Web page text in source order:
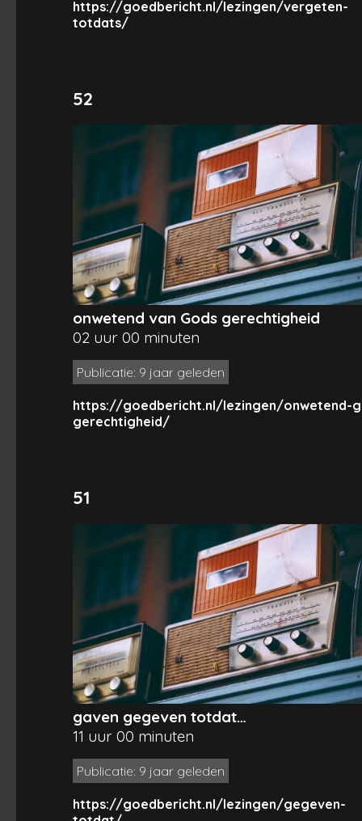
https://goedbericht.nl/lezingen/vergeten-
totdats/
52
onwetend van Gods gerechtigheid
02 uur 00 minuten
Publicatie: 9 jaar geleden
https://goedbericht.nl/lezingen/onwetend-
gerechtigheid/
51
gaven gegeven totdat…
11 uur 00 minuten
Publicatie: 9 jaar geleden
https://goedbericht.nl/lezingen/gegeven-